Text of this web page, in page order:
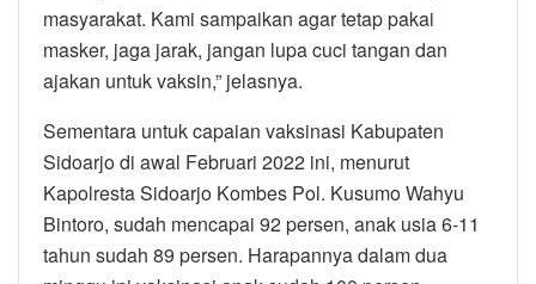
masyarakat. Kami sampaikan agar tetap pakai
masker, jaga jarak, jangan lupa cuci tangan dan
ajakan untuk vaksin,” jelasnya.
Sementara untuk capaian vaksinasi Kabupaten
Sidoarjo di awal Februari 2022 ini, menurut
Kapolresta Sidoarjo Kombes Pol. Kusumo Wahyu
Bintoro, sudah mencapai 92 persen, anak usia 6-11
tahun sudah 89 persen. Harapannya dalam dua